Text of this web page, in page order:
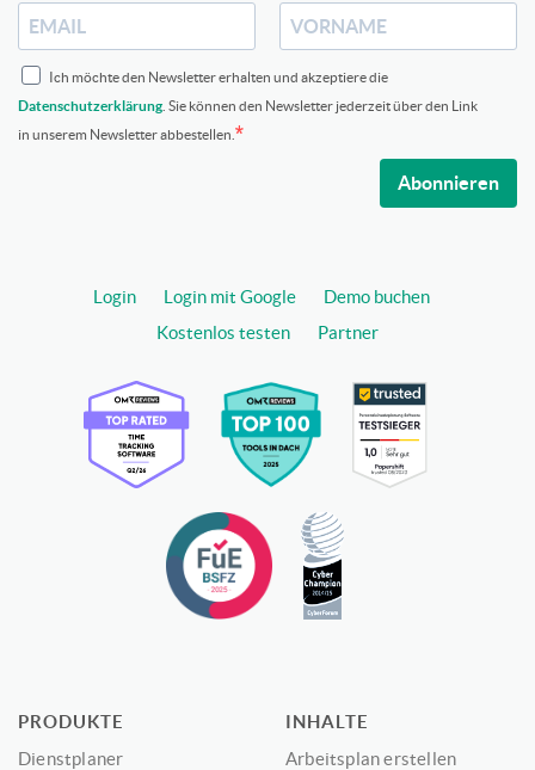
Ich möchte den Newsletter erhalten und akzeptiere die
Datenschutzerklärung . Sie können den Newsletter jederzeit über den Link
in unserem Newsletter abbestellen.
Abonnieren
Login Login mit Google
Demo buchen
Kostenlos testen
Partner
PRODUKTE
Dienstplaner
INHALTE
Arbeitsplan erstellen